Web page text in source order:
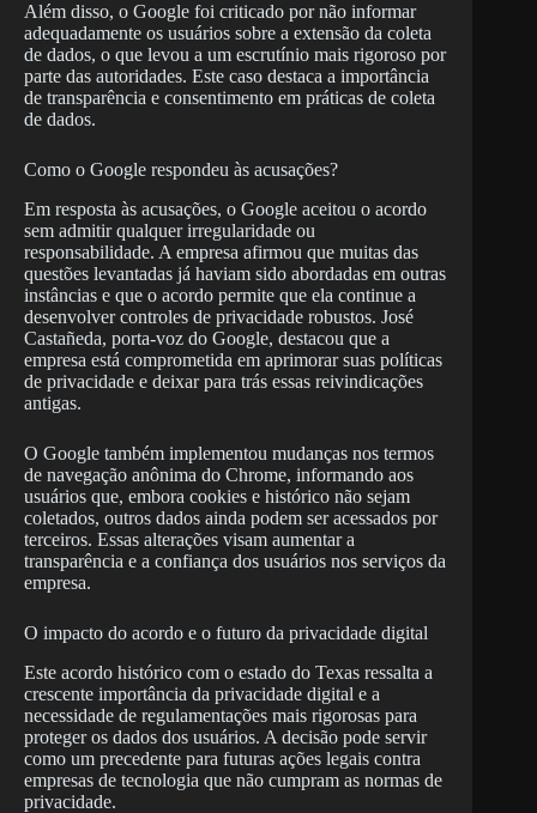
Além disso, o Google foi criticado por não informar
adequadamente os usuários sobre a extensão da coleta
de dados, o que levou a um escrutínio mais rigoroso por
parte das autoridades. Este caso destaca a importância
de transparência e consentimento em práticas de coleta
de dados.
Como o Google respondeu às acusações?
Em resposta às acusações, o Google aceitou o acordo
sem admitir qualquer irregularidade ou
responsabilidade. A empresa afirmou que muitas das
questões levantadas já haviam sido abordadas em outras
instâncias e que o acordo permite que ela continue a
desenvolver controles de privacidade robustos. José
Castañeda, porta-voz do Google, destacou que a
empresa está comprometida em aprimorar suas políticas
de privacidade e deixar para trás essas reivindicações
antigas.
O Google também implementou mudanças nos termos
de navegação anônima do Chrome, informando aos
usuários que, embora cookies e histórico não sejam
coletados, outros dados ainda podem ser acessados por
terceiros. Essas alterações visam aumentar a
transparência e a confiança dos usuários nos serviços da
empresa.
O impacto do acordo e o futuro da privacidade digital
Este acordo histórico com o estado do Texas ressalta a
crescente importância da privacidade digital e a
necessidade de regulamentações mais rigorosas para
proteger os dados dos usuários. A decisão pode servir
como um precedente para futuras ações legais contra
empresas de tecnologia que não cumpram as normas de
privacidade.